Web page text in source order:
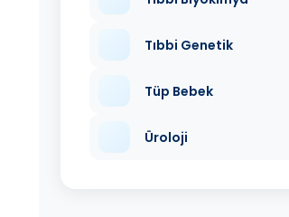
Tıbbi Genetik
Tüp Bebek
Üroloji